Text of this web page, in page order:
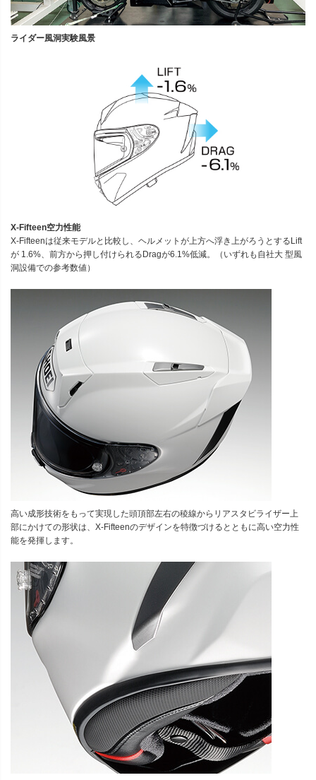
ライダー風洞実験風景
X-Fifteen空力性能
X-Fifteenは従来モデルと比較し、ヘルメットが上方へ浮き上がろうとするLift
が 1.6%、前方から押し付けられるDragが6.1%低減。（いずれも自社大 型風
洞設備での参考数値）
高い成形技術をもって実現した頭頂部左右の稜線からリアスタビライザー上
部にかけての形状は、X-Fifteenのデザインを特徴づけるとともに高い空力性
能を発揮します。